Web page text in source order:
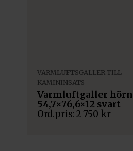
VARMLUFTSGALLER TILL
KAMININSATS
Varmluftgaller hörn
54,7×76,6×12 svart
2 750 kr